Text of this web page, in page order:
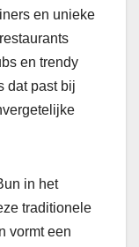
en unieke
en trendy
dat past bij
in het
traditionele
vormt een